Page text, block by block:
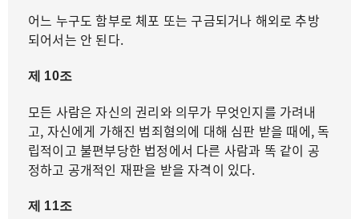
어느 누구도 함부로 체포 또는 구금되거나 해외로 추방
되어서는 안 된다.
제 10조
모든 사람은 자신의 권리와 의무가 무엇인지를 가려내
고, 자신에게 가해진 범죄혐의에 대해 심판 받을 때에, 독
립적이고 불편부당한 법정에서 다른 사람과 똑 같이 공
정하고 공개적인 재판을 받을 자격이 있다.
제 11조